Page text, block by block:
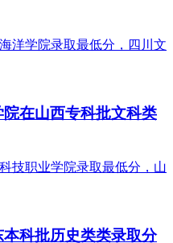
在山西专科批文科类
科批历史类类录取分